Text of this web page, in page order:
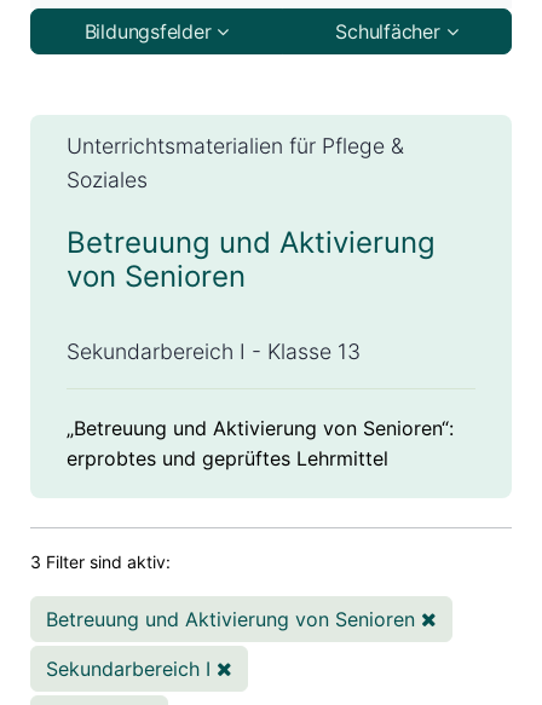
Unterrichtsmaterialien für Pflege &
Soziales
Betreuung und Aktivierung
von Senioren
Sekundarbereich I - Klasse 13
„Betreuung und Aktivierung von Senioren“:
erprobtes und geprüftes Lehrmittel
3 Filter sind aktiv:
Betreuung und Aktivierung von Senioren
Sekundarbereich I
Bildungsfelder Schulfächer